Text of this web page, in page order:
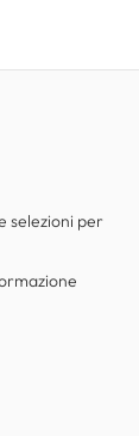
selezioni per